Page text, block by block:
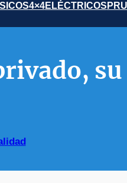
4×4ELÉCTRICOS